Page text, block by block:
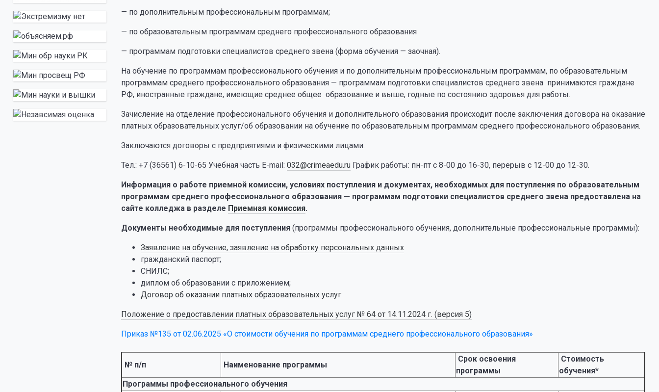
— по дополнительным профессиональным программам;
— по образовательным программам среднего профессионального образования
— программам подготовки специалистов среднего звена (форма обучения — заочная).
На обучение по программам профессионального обучения и по дополнительным профессиональным программам, по образовательным
программам среднего профессионального образования — программам подготовки специалистов среднего звена принимаются граждане
РФ, иностранные граждане, имеющие среднее общее образование и выше, годные по состоянию здоровья для работы.
Зачисление на отделение профессионального обучения и дополнительного образования происходит после заключения договора на оказание
платных образовательных услуг/об образовании на обучение по образовательным программам среднего профессионального образования.
Заключаются договоры с предприятиями и физическими лицами.
Тел.: +7 (36561) 6-10-65 Учебная часть E-mail: 032@crimeaedu.ru График работы: пн-пт с 8-00 до 16-30, перерыв с 12-00 до 12-30.
Информация о работе приемной комиссии, условиях поступления и документах, необходимых для поступления по образовательным
программам среднего профессионального образования — программам подготовки специалистов среднего звена предоставлена на
сайте колледжа в разделе Приемная комиссия.
Документы необходимые для поступления (программы профессионального обучения, дополнительные профессиональные программы):
Заявление на обучение, заявление на обработку персональных данных
гражданский паспорт;
СНИЛС;
диплом об образовании с приложением;
Договор об оказании платных образовательных услуг
Положение о предоставлении платных образовательных услуг № 64 от 14.11.2024 г. (версия 5)
Приказ №135 от 02.06.2025 «О стоимости обучения по программам среднего профессионального образования»
№ п/п Наименование программы
Срок освоения
программы
Стоимость
обучения*
Программы профессионального обучения